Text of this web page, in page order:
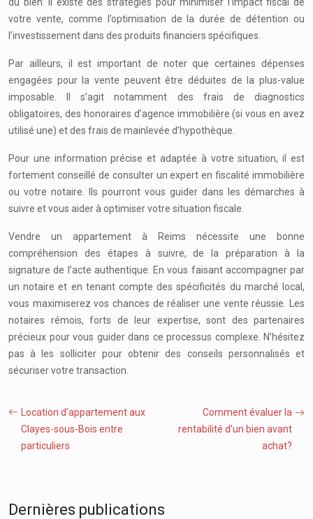
votre vente, comme l’optimisation de la durée de détention ou
l’investissement dans des produits financiers spécifiques.
Par ailleurs, il est important de noter que certaines dépenses
engagées pour la vente peuvent être déduites de la plus-value
imposable. Il s’agit notamment des frais de diagnostics
obligatoires, des honoraires d’agence immobilière (si vous en avez
utilisé une) et des frais de mainlevée d’hypothèque.
Pour une information précise et adaptée à votre situation, il est
fortement conseillé de consulter un expert en fiscalité immobilière
ou votre notaire. Ils pourront vous guider dans les démarches à
suivre et vous aider à optimiser votre situation fiscale.
Vendre un appartement à Reims nécessite une bonne
compréhension des étapes à suivre, de la préparation à la
signature de l’acte authentique. En vous faisant accompagner par
un notaire et en tenant compte des spécificités du marché local,
vous maximiserez vos chances de réaliser une vente réussie. Les
notaires rémois, forts de leur expertise, sont des partenaires
précieux pour vous guider dans ce processus complexe. N’hésitez
pas à les solliciter pour obtenir des conseils personnalisés et
sécuriser votre transaction.
Location d’appartement aux
Clayes-sous-Bois entre
particuliers
Comment évaluer la
rentabilité d’un bien avant
achat?
Dernières publications